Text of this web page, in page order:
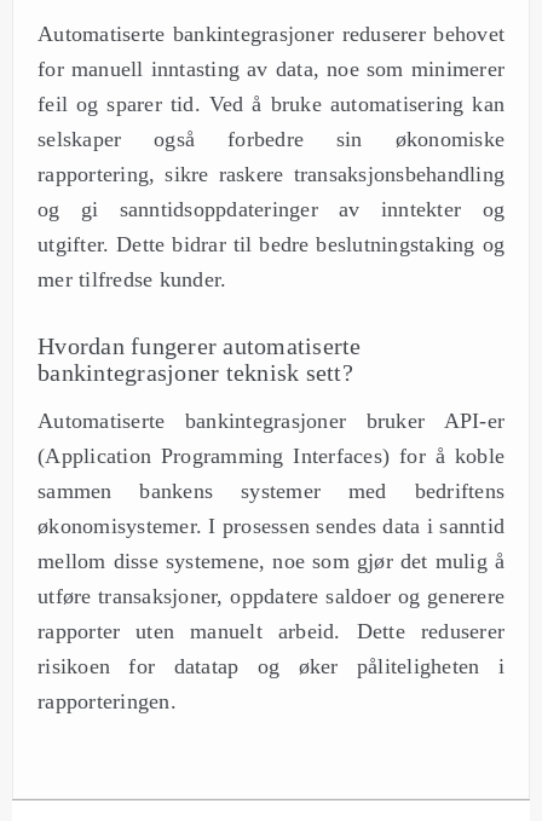
Automatiserte bankintegrasjoner reduserer behovet
for manuell inntasting av data, noe som minimerer
feil og sparer tid. Ved å bruke automatisering kan
selskaper også forbedre sin økonomiske
rapportering, sikre raskere transaksjonsbehandling
og gi sanntidsoppdateringer av inntekter og
utgifter. Dette bidrar til bedre beslutningstaking og
mer tilfredse kunder.
Hvordan fungerer automatiserte
bankintegrasjoner teknisk sett?
Automatiserte bankintegrasjoner bruker API-er
(Application Programming Interfaces) for å koble
sammen bankens systemer med bedriftens
økonomisystemer. I prosessen sendes data i sanntid
mellom disse systemene, noe som gjør det mulig å
utføre transaksjoner, oppdatere saldoer og generere
rapporter uten manuelt arbeid. Dette reduserer
risikoen for datatap og øker påliteligheten i
rapporteringen.